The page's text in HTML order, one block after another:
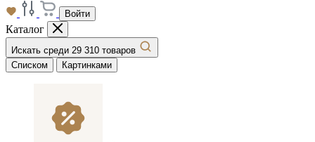
Войти
Каталог
Искать среди 29 310 товаров
Списком
Картинками